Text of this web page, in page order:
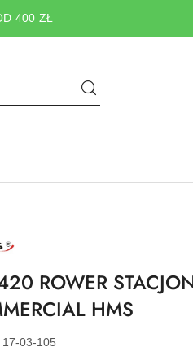
400 ZŁ
ROWER
HMS
17-03-105